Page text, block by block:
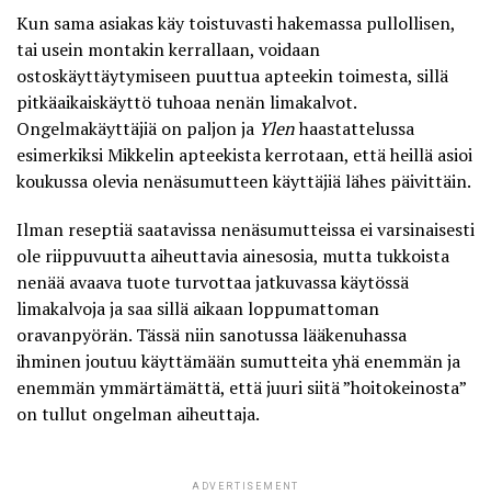
Kun sama asiakas käy toistuvasti hakemassa pullollisen,
tai usein montakin kerrallaan, voidaan
ostoskäyttäytymiseen puuttua apteekin toimesta, sillä
pitkäaikaiskäyttö tuhoaa nenän limakalvot.
Ongelmakäyttäjiä on paljon ja Ylenhaastattelussa
esimerkiksi Mikkelin apteekista kerrotaan, että heillä asioi
koukussa olevia nenäsumutteen käyttäjiälähes päivittäin.
Ilman reseptiä saatavissa nenäsumutteissa ei varsinaisesti
ole riippuvuutta aiheuttavia ainesosia, mutta tukkoista
nenää avaava tuote turvottaa jatkuvassa käytössä
limakalvoja ja saa sillä aikaan loppumattoman
oravanpyörän. Tässä niin sanotussalääkenuhassa
ihminen joutuu käyttämään sumutteita yhä enemmän ja
enemmän ymmärtämättä, että juuri siitä ”hoitokeinosta”
on tullut ongelman aiheuttaja.
ADVERTISEMENT